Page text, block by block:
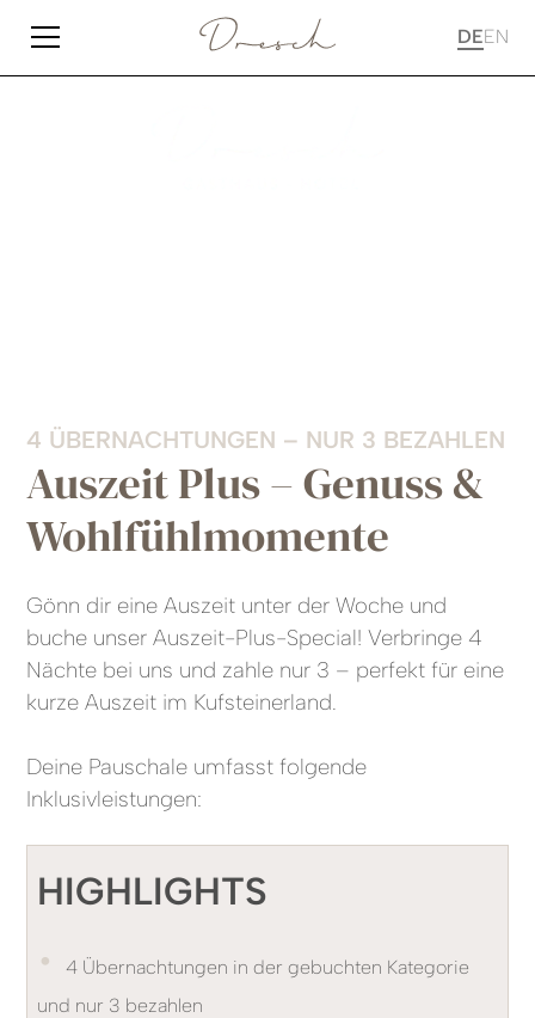
DEEN
4 ÜBERNACHTUNGEN – NUR 3 BEZAHLEN
Auszeit Plus – Genuss &
Wohlfühlmomente
Gönn dir eine Auszeit unter der Woche und
buche unser Auszeit-Plus-Special! Verbringe 4
Nächte bei uns und zahle nur 3 – perfekt für eine
kurze Auszeit im Kufsteinerland.
Deine Pauschale umfasst folgende
Inklusivleistungen:
HIGHLIGHTS
•
4 Übernachtungen in der gebuchten Kategorie
und nur 3 bezahlen